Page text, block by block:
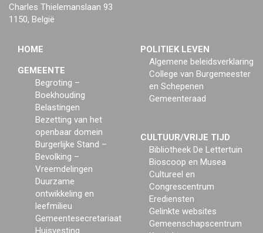
Charles Thielemanslaan 93
1150, België
HOME
GEMEENTE
Begroting –
Boekhouding
Belastingen
Bezetting van het
openbaar domein
Burgerlijke Stand –
Bevolking –
Vreemdelingen
Duurzame
ontwikkeling en
leefmilieu
Gemeentesecretariaat
Huisvesting
POLITIEK LEVEN
Algemene beleidsverklaring
College van Burgemeester
en Schepenen
Gemeenteraad
CULTUUR/VRIJE TIJD
Bibliotheek De Lettertuin
Bioscoop en Musea
Cultureel en
Congrescentrum
Erediensten
Gelinkte websites
Gemeenschapscentrum